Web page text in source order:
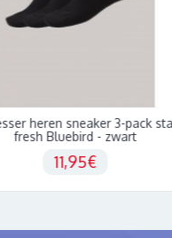
sneaker 3-pack stay
- zwart